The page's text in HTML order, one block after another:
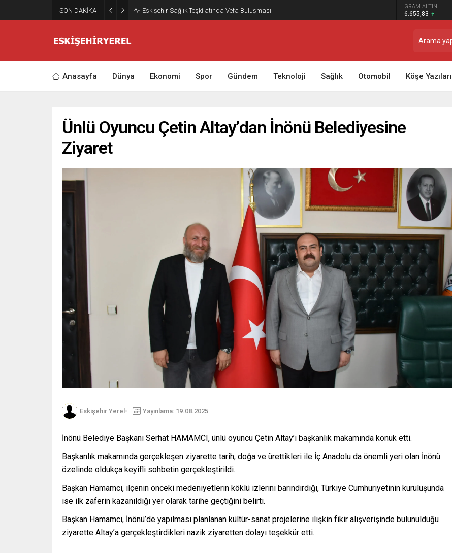
SON DAKİKA Eskişehir Sağlık Teşkilatında Vefa Buluşması GRAM ALTIN
6.655,83
Anasayfa Dünya Ekonomi Spor Gündem Teknoloji Sağlık Otomobil Köşe Yazıları
Ünlü Oyuncu Çetin Altay’dan İnönü Belediyesine
Ziyaret
Eskişehir Yerel Yayınlama: 19.08.2025
İnönü Belediye Başkanı Serhat HAMAMCI, ünlü oyuncu Çetin Altay’ı başkanlık makamında konuk etti.
Başkanlık makamında gerçekleşen ziyarette tarih, doğa ve ürettikleri ile İç Anadolu da önemli yeri olan İnönü
özelinde oldukça keyifli sohbetin gerçekleştirildi.
Başkan Hamamcı, ilçenin önceki medeniyetlerin köklü izlerini barındırdığı, Türkiye Cumhuriyetinin kuruluşunda
ise ilk zaferin kazanıldığı yer olarak tarihe geçtiğini belirti.
Başkan Hamamcı, İnönü’de yapılması planlanan kültür-sanat projelerine ilişkin fikir alışverişinde bulunulduğu
ziyarette Altay’a gerçekleştirdikleri nazik ziyaretten dolayı teşekkür etti.